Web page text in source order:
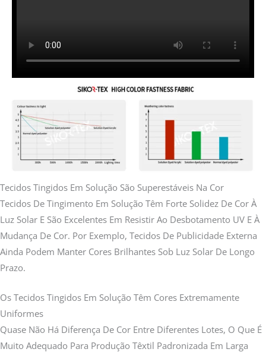
Tecidos Tingidos Em Solução São Superestáveis Na Cor
Tecidos De Tingimento Em Solução Têm Forte Solidez De Cor À
Luz Solar E São Excelentes Em Resistir Ao Desbotamento UV E À
Mudança De Cor. Por Exemplo, Tecidos De Publicidade Externa
Ainda Podem Manter Cores Brilhantes Sob Luz Solar De Longo
Prazo.
Os Tecidos Tingidos Em Solução Têm Cores Extremamente
Uniformes
Quase Não Há Diferença De Cor Entre Diferentes Lotes, O Que É
Muito Adequado Para Produção Têxtil Padronizada Em Larga